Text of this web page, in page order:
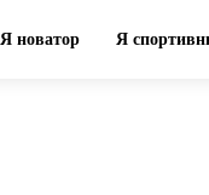
Я новатор Я